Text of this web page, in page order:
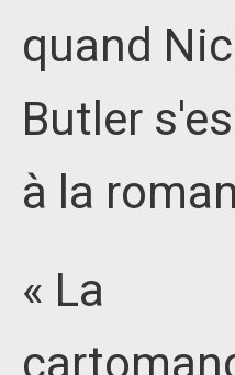
quand
Butler
à la
« La